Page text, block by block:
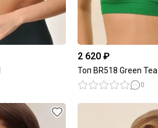
2 620 ₽
Топ BR518 Green Tea
0